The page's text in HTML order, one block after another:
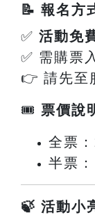
📝 報名方
✅ 活動免
✅ 需購票
👉 請先至
🎟 票價說
全票
半票
🍃 活動小